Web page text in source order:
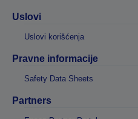
Uslovi
Uslovi korišćenja
Pravne informacije
Safety Data Sheets
Partners